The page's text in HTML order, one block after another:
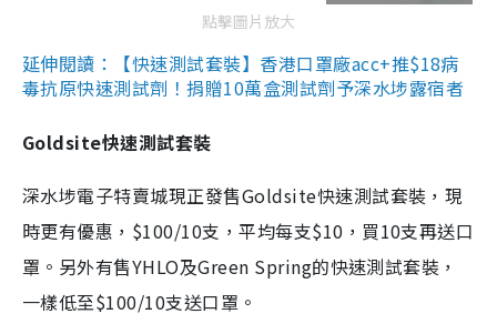
點擊圖片放大
延伸閱讀：【快速測試套裝】香港口罩廠acc+推$18病
毒抗原快速測試劑！捐贈10萬盒測試劑予深水埗露宿者
Goldsite快速測試套裝
深水埗電子特賣城現正發售Goldsite快速測試套裝，現
時更有優惠，$100/10支，平均每支$10，買10支再送口
罩。另外有售YHLO及Green Spring的快速測試套裝，
一樣低至$100/10支送口罩。